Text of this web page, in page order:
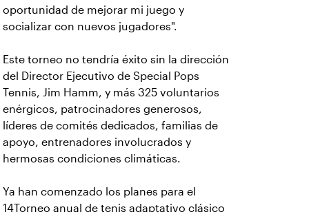
oportunidad de mejorar mi juego y
socializar con nuevos jugadores".
Este torneo no tendría éxito sin la dirección
del Director Ejecutivo de Special Pops
Tennis, Jim Hamm, y más 325 voluntarios
enérgicos, patrocinadores generosos,
líderes de comités dedicados, familias de
apoyo, entrenadores involucrados y
hermosas condiciones climáticas.
Ya han comenzado los planes para el
14Torneo anual de tenis adaptativo clásico